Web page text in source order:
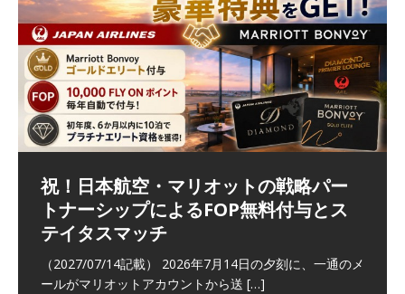
祝！日本航空・マリオットの戦略パー
トナーシップによるFOP無料付与とス
テイタスマッチ
（2027/07/14記載） 2026年7月14日の夕刻に、一通のメ
ールがマリオットアカウントから送 […]
ラウンジ 華 那覇空港 (2026/05)
（2026/06/07記載） 2026年5月下旬の平日に那覇を訪れ
た際に利用した。 こちらのラウンジ
The Coral Executive Lounge スワ
ンナプーム国際空港国内線ラウンジ
(2026/01)
（2026/03/31記載） 2026年1月上旬にバンコク経由でチ
ェンマイに行く際に利用した。 バン[…]
日本航空 羽田空港国際線ファースト
クラスラウンジ (2026/01)
（2026/03/18記載） 2026年1月、毎年恒例の新年の羽田
～バンコクの移動の際に再びこちらの[…]
バンコクエアウェイズ スワンナプー
ム国際空港国内線ラウンジ (2026/01)
（2026/03/13記載） 2026年1月上旬にバンコク経由でチ
ェンマイに向かう際に利用した。 今[…]